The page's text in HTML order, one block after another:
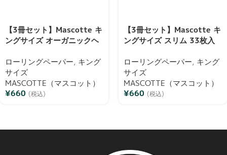
【3冊セット】Mascotte キ
ングサイズ オーガニックヘ
リングペーパー 巻紙 ブック
レット
ローリングペーパー, キング
サイズ
MASCOTTE（マスコット）
¥660 (税込)
【3冊セット】Mascotte キ
ングサイズ スリム 33枚入
ジナル マグネット開閉式 巻
紙 ブックレット
ローリングペーパー, キング
サイズ
MASCOTTE（マスコット）
¥660 (税込)